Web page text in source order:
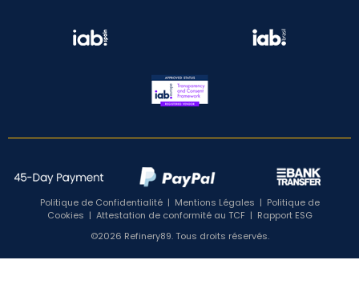
Politique de Confidentialité| Mentions Légales | Politique de
Cookies | Attestation de conformité au TCF| Rapport ESG
©2026 Refinery89. Tous droits réservés.